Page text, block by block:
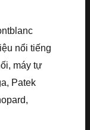
nổi tiếng
máy tự
Patek